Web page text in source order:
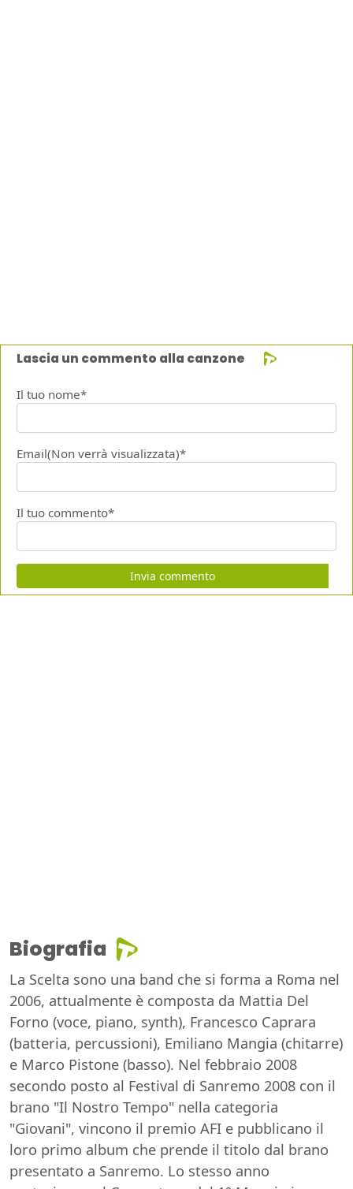
Lascia un commento alla canzone
Il tuo nome*
Email(Non verrà visualizzata)*
Il tuo commento*
Invia commento
Biografia
La Scelta sono una band che si forma a Roma nel
2006, attualmente è composta da Mattia Del
Forno (voce, piano, synth), Francesco Caprara
(batteria, percussioni), Emiliano Mangia (chitarre)
e Marco Pistone (basso). Nel febbraio 2008
secondo posto al Festival di Sanremo 2008 con il
brano "Il Nostro Tempo" nella categoria
"Giovani", vincono il premio AFI e pubblicano il
loro primo album che prende il titolo dal brano
presentato a Sanremo. Lo stesso anno